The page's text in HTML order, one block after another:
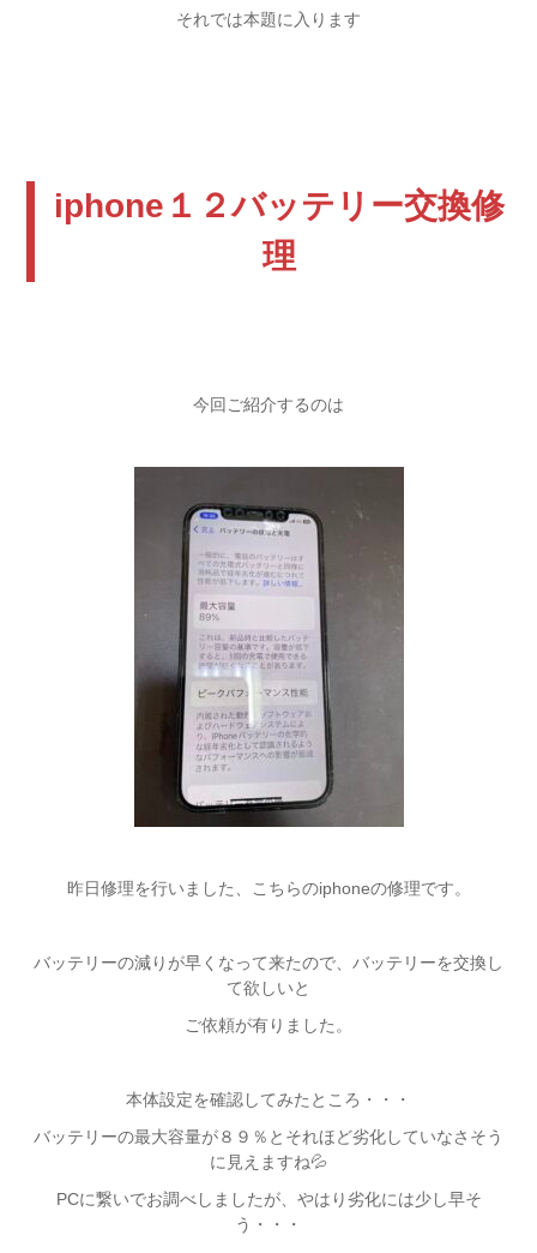
それでは本題に入ります
iphone１２バッテリー交換修
理
今回ご紹介するのは
昨日修理を行いました、こちらのiphoneの修理です。
バッテリーの減りが早くなって来たので、バッテリーを交換し
て欲しいと
ご依頼が有りました。
本体設定を確認してみたところ・・・
バッテリーの最大容量が８９％とそれほど劣化していなさそう
に見えますね💦
PCに繋いでお調べしましたが、やはり劣化には少し早そ
う・・・